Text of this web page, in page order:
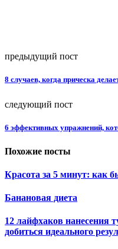
предыдущий пост
8 случаев, когда прическа
следующий пост
6 эффективных упражнений,
Похожие посты
Красота за 5 минут: как
Банановая диета
12 лайфхаков нанесения
добиться идеального